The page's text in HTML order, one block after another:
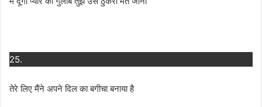
25.
तेरे लिए मैंने अपने दिल का बगीचा बनाया है